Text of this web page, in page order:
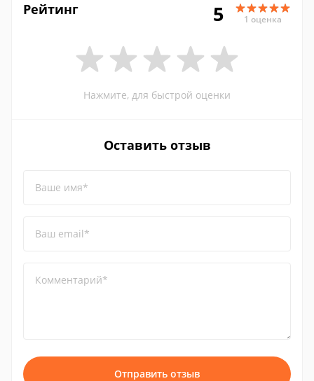
Рейтинг 5 1 оценка
Нажмите, для быстрой оценки
Оставить отзыв
Ваше имя*
Ваш email*
Комментарий*
Отправить отзыв